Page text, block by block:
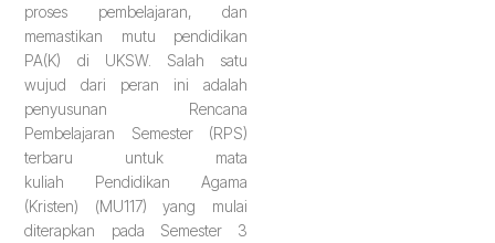
proses pembelajaran, dan
memastikan mutu pendidikan
PA(K) di UKSW. Salah satu
wujud dari peran ini adalah
penyusunan Rencana
Pembelajaran Semester (RPS)
terbaru untuk mata
kuliah Pendidikan Agama
(Kristen) (MU117) yang mulai
diterapkan pada Semester 3